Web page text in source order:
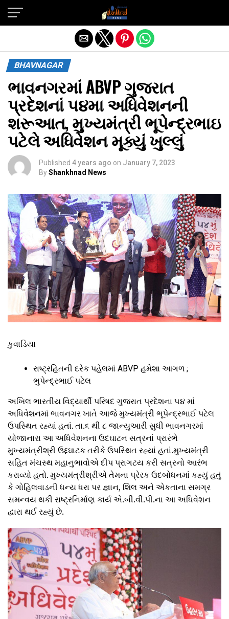
BHAVNAGAR
ભાવનગરમાં ABVP ગુજરાત
પ્રદેશનાં ૫૪મા અધિવેશનની
શરૂઆત, મુખ્યમંત્રી ભૂપેન્દ્રભાઇ
પટેલે અધિવેશન મૂક્યું ખુલ્લું
Published 4 years ago on January 7, 2023
ByShankhnad News
કુવાડિયા
રાષ્ટ્રહિતની દરેક પહેલમાં ABVP હમેશા આગળ ;
ભુપેન્દ્રભાઈ પટેલ
અખિલ ભારતીય વિદ્યાર્થી પરિષદ ગુજરાત પ્રદેશના ૫૪ માં
અધિવેશનમાં ભાવનગર ખાતે આજે મુખ્યમંત્રી ભૂપેન્દ્રભાઈ પટેલ
ઉપસ્થિત રહ્યાં હતાં. તા.૬ થી ૮ જાન્યુઆરી સુધી ભાવનગરમાં
યોજાનારા આ અધિવેશનના ઉદઘાટન સત્રનાં પ્રારંભે
મુખ્યમંત્રીશ્રી ઉદ્દઘાટક તરીકે ઉપસ્થિત રહ્યાં હતાં.મુખ્યમંત્રી
સહિત મંચસ્થ મહાનુભાવોએ દીપ પ્રાગટય કરી સત્રનો આરંભ
કરાવ્યો હતો. મુખ્યમંત્રીશ્રીએ તેમના પ્રેરક ઉદબોધનમાં કહ્યું હતું
કે ગોહિલવાડની ધન્ય ધરા પર જ્ઞાન, શિલ અને એકતાના સમગ્ર
સમન્વય થકી રાષ્ટ્રનિર્માણ કાર્ય એ.બી.વી.પી.ના આ અધિવેશન
દ્વારા થઈ રહ્યું છે.
Exit mobile version